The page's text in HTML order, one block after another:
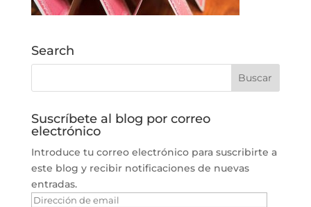
Search
Suscríbete al blog por correo
electrónico
Introduce tu correo electrónico para suscribirte a
este blog y recibir notificaciones de nuevas
entradas.
Dirección